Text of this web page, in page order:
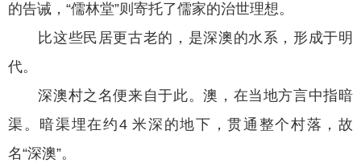
的告诫，“儒林堂”则寄托了儒家的治世理想。
比这些民居更古老的，是深澳的水系，形成于明
代。
深澳村之名便来自于此。澳，在当地方言中指暗
渠。暗渠埋在约4 米深的地下，贯通整个村落，故
名“深澳”。